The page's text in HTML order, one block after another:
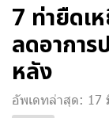
7 ท่ายืดเ
ลดอาการ
หลัง
อัพเดทล่าสุด: 17